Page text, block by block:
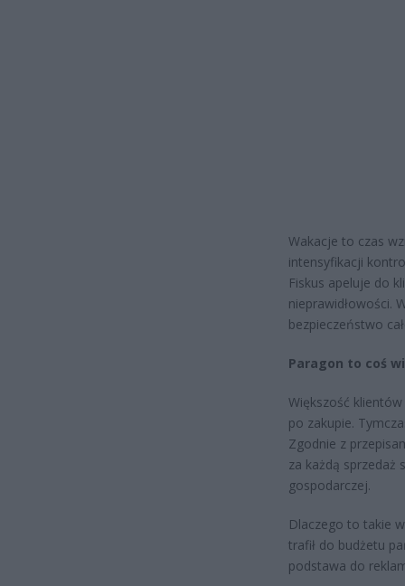
Wakacje to czas
intensyfikacji
Fiskus apeluje do
nieprawidłowości.
bezpieczeństwo
Paragon to coś
Większość
po zakupie.
Zgodnie z
za każdą sprzedaż
gospodarczej.
Dlaczego to takie
trafił do budżetu
podstawa do